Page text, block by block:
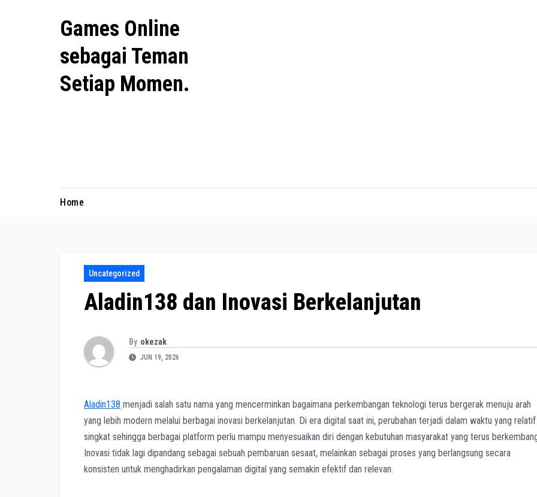
Games Online
sebagai Teman
Setiap Momen.
Home
Uncategorized
Aladin138 dan Inovasi Berkelanjutan
By okezak
JUN 19, 2026
Aladin138 menjadi salah satu nama yang mencerminkan bagaimana perkembangan teknologi terus bergerak menuju arah
yang lebih modern melalui berbagai inovasi berkelanjutan. Di era digital saat ini, perubahan terjadi dalam waktu yang relatif
singkat sehingga berbagai platform perlu mampu menyesuaikan diri dengan kebutuhan masyarakat yang terus
Inovasi tidak lagi dipandang sebagai sebuah pembaruan sesaat, melainkan sebagai proses yang berlangsung secara
konsisten untuk menghadirkan pengalaman digital yang semakin efektif dan relevan.